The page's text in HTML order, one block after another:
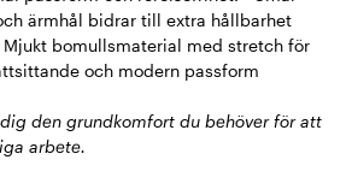
ärmhål bidrar till extra hållbarhet
Mjukt bomullsmaterial med stretch för
och modern passform
den grundkomfort du behöver för att
arbete.